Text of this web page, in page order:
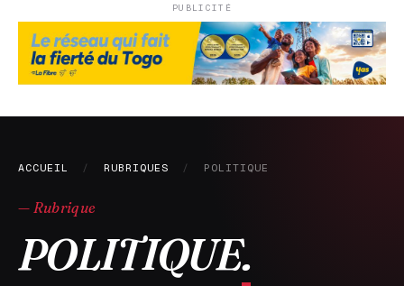
PUBLICITÉ
ACCUEIL / RUBRIQUES / POLITIQUE
— Rubrique
POLITIQUE.